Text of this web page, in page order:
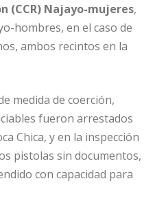
(CCR) Najayo-mujeres,
hombres, en el caso de
ambos recintos en la
medida de coerción,
fueron arrestados
Chica, y en la inspección
pistolas sin documentos,
con capacidad para